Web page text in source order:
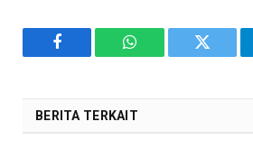
Facebook WhatsAppTwitter
BERITA TERKAIT